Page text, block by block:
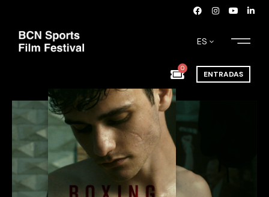
ES
0
ENTRADAS